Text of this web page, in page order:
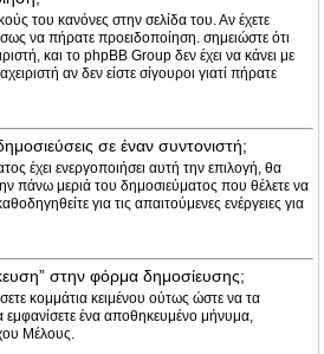
του κανόνες στην σελίδα του. Αν έχετε
να πήρατε προειδοποίηση. σημειώστε ότι
και το phpBB Group δεν έχει να κάνει με
αν δεν είστε σίγουροι γιατί πήρατε
σε έναν συντονιστή;
έχει ενεργοποιήσει αυτή την επιλογή, θα
πάνω μεριά του δημοσιεύματος που θέλετε να
για τις απαιτούμενες ενέργειες για
στην φόρμα δημοσίευσης;
κομμάτια κειμένου ούτως ώστε να τα
εμφανίσετε ένα αποθηκευμένο μήνυμα,
Μέλους.